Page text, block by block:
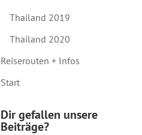
Thailand 2019
Thailand 2020
Reiserouten + Infos
Start
Dir gefallen unsere
Beiträge?